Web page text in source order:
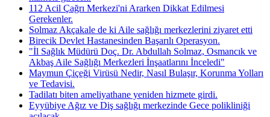
112 Acil Çağrı Merkezi'ni Ararken Dikkat Edilmesi
Gerekenler.
Solmaz Akçakale de ki Aile sağlığı merkezlerini ziyaret etti
Birecik Devlet Hastanesinden Başarılı Operasyon.
"İl Sağlık Müdürü Doç. Dr. Abdullah Solmaz, Osmancık ve
Akbaş Aile Sağlığı Merkezleri İnşaatlarını İnceledi"
Maymun Çiçeği Virüsü Nedir, Nasıl Bulaşır, Korunma Yolları
ve Tedavisi.
Tadilatı biten ameliyathane yeniden hizmete girdi.
Eyyübiye Ağız ve Diş sağlığı merkezinde Gece polikliniği